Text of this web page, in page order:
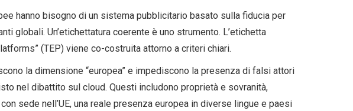
hanno bisogno di un sistema pubblicitario basato sulla fiducia per
globali. Un’etichettatura coerente è uno strumento. L’etichetta
(TEP) viene co-costruita attorno a criteri chiari.
la dimensione “europea” e impediscono la presenza di falsi attori
nel dibattito sul cloud. Questi includono proprietà e sovranità,
sede nell’UE, una reale presenza europea in diverse lingue e paesi